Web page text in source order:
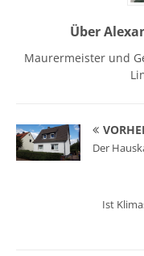
Über
Maurermeister und
Der
Ist